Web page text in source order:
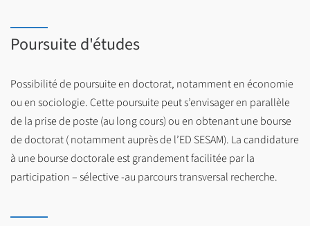
Poursuite d'études
Possibilité de poursuite en doctorat, notamment en économie
ou en sociologie. Cette poursuite peut s’envisager en parallèle
de la prise de poste (au long cours) ou en obtenant une bourse
de doctorat ( notamment auprès de l’ED SESAM). La candidature
à une bourse doctorale est grandement facilitée par la
participation – sélective -au parcours transversal recherche.